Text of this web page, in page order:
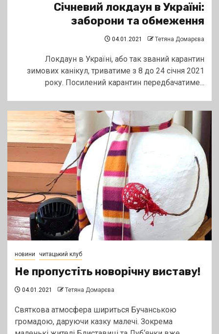
Січневий локдаун в Україні:
заборони та обмеження
04.01.2021 Тетяна Домарєва
Локдаун в Україні, або так званий карантин
зимових канікул, триватиме з 8 до 24 січня 2021
року. Посилений карантин передбачатиме...
новини читацький клуб
Не пропустіть новорічну виставу!
04.01.2021 Тетяна Домарєва
Святкова атмосфера шириться Бучанською
громадою, даруючи казку малечі. Зокрема